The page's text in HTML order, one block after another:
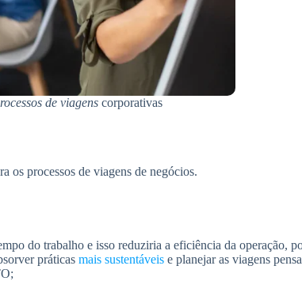
de viagens corporativas
os processos de viagens de negócios.
do trabalho e isso reduziria a eficiência da operação,
práticas mais sustentáveis e planejar as viagens